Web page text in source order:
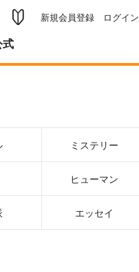
新規会員登録 ログイン
式
ミステリー
ヒューマン
エッセイ